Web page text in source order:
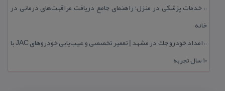
:: خدمات پزشكی در منزل؛ راهنمای جامع دریافت مراقبت‌های درمانی در
خانه
::
امداد خودرو جك در مشهد | تعمیر تخصصی و عیب‌یابی خودروهای JAC با
۱۰ سال تجربه